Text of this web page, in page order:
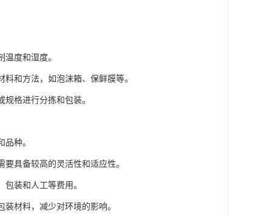
度和湿度。
和方法，如泡沫箱、保鲜膜等。
格进行分拣和包装。
种。
具备较高的灵活性和适应性。
装和人工等费用。
材料，减少对环境的影响。